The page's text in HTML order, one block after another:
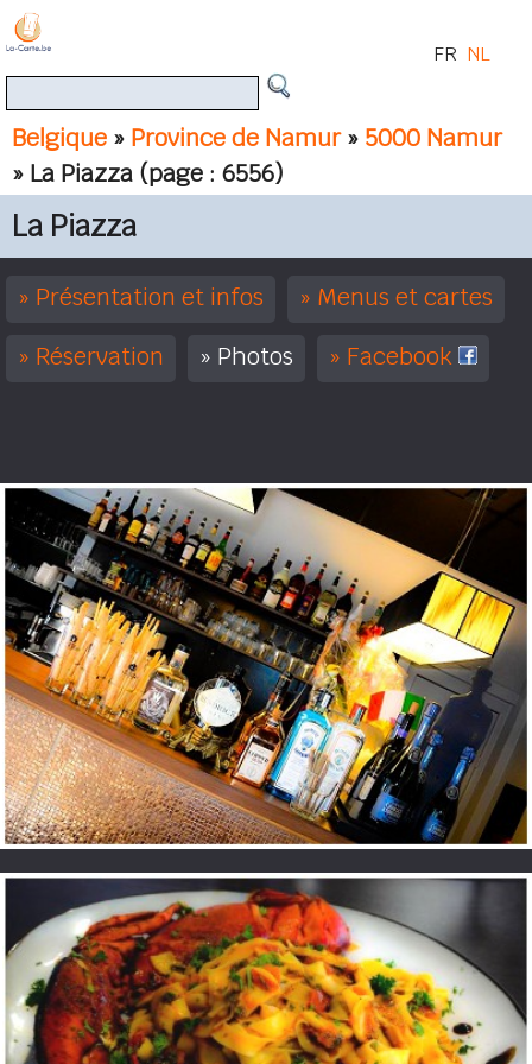
Belgique » Province de Namur» 5000 Namur
» La Piazza (page : 6556)
FR NL
La Piazza
Présentation et infos
Menus et cartes
Réservation
Photos Facebook